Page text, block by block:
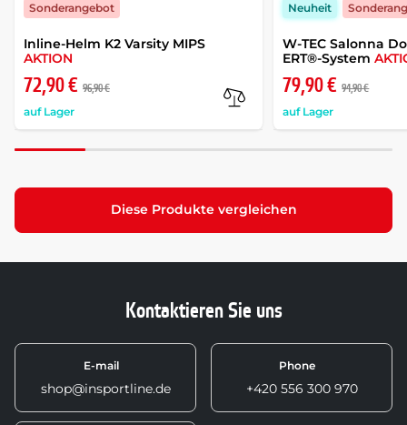
Inline-Helm K2 Varsity MIPS
AKTION
72,90 € 96,90 €
auf Lager
Sonderangebot
W-TEC Salonna
ERT®-System
79,90 € 94,90 €
auf Lager
Neuheit
Diese Produkte vergleichen
Kontaktieren Sie uns
E-mail
shop@insportline.de
Phone
+420 556 300 970